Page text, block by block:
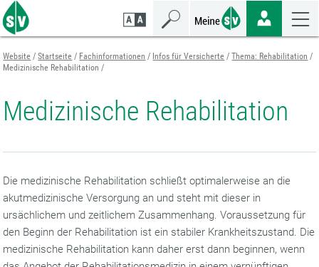
Zum
Seiteninhalt
springen
Zur
Navigation
springen
Zur
Mobilen
Navigation
springen
Website Startseite Fachinformationen Infos für Versicherte
Thema: Rehabilitation
Medizinische Rehabilitation
Medizinische Rehabilitation
Die medizinische Rehabilitation schließt optimalerweise an die
akutmedizinische Versorgung an und steht mit dieser in
ursächlichem und zeitlichem Zusammenhang. Voraussetzung für
den Beginn der Rehabilitation ist ein stabiler Krankheitszustand. Die
medizinische Rehabilitation kann daher erst dann beginnen, wenn